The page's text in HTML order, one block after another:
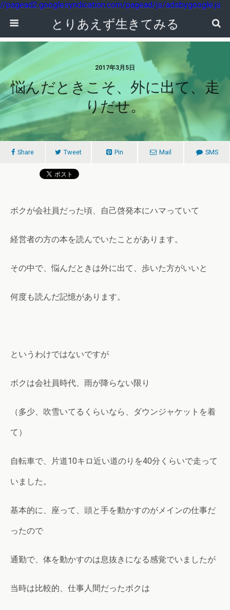
//pagead2.googlesyndication.com/pagead/js/adsbygoogle.js
とりあえず生きてみる
2017年3月5日
悩んだときこそ、外に出て、走
りだせ。
Share Tweet Pin Mail SMS
ボクが会社員だった頃、自己啓発本にハマっていて
経営者の方の本を読んでいたことがあります。
その中で、悩んだときは外に出て、歩いた方がいいと
何度も読んだ記憶があります。
というわけではないですが
ボクは会社員時代、雨が降らない限り
（多少、吹雪いてるくらいなら、ダウンジャケットを着
て）
自転車で、片道10キロ近い道のりを40分くらいで走って
いました。
基本的に、座って、頭と手を動かすのがメインの仕事だ
ったので
通勤で、体を動かすのは息抜きになる感覚でいましたが
当時は比較的、仕事人間だったボクは